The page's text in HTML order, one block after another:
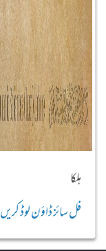
ہلکا
فل سائز ڈاؤن لوڈ کریں